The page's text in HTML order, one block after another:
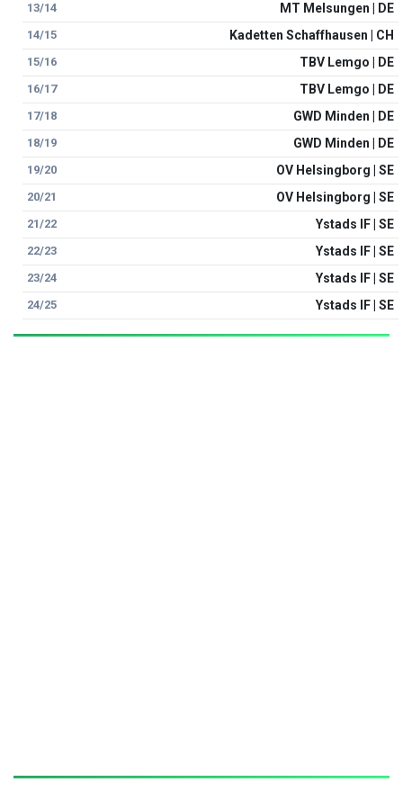
13/14 MT Melsungen | DE
14/15 Kadetten Schaffhausen | CH
15/16 TBV Lemgo | DE
16/17 TBV Lemgo | DE
17/18 GWD Minden | DE
18/19 GWD Minden | DE
19/20 OV Helsingborg | SE
20/21 OV Helsingborg | SE
21/22 Ystads IF | SE
22/23 Ystads IF | SE
23/24 Ystads IF | SE
24/25 Ystads IF | SE